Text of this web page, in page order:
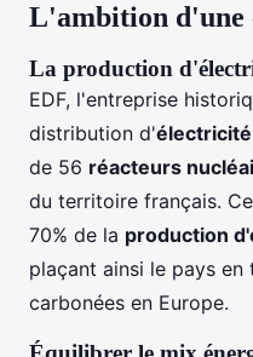
L'ambition d'une
La production
EDF, l'entreprise
distribution d'électricité
de 56 réacteurs
du territoire français.
70% de la production
plaçant ainsi le pays
carbonées en Europe.